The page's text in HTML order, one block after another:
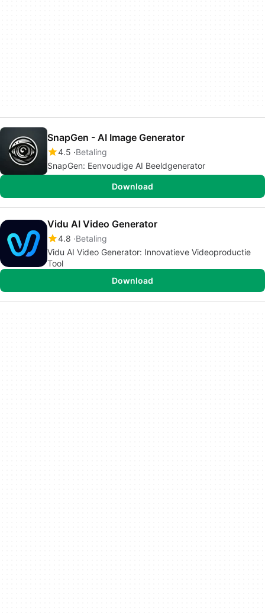
SnapGen - AI Image Generator
4.5 Betaling
SnapGen: Eenvoudige AI Beeldgenerator
Download
Vidu AI Video Generator
4.8 Betaling
Vidu AI Video Generator: Innovatieve Videoproductie
Tool
Download